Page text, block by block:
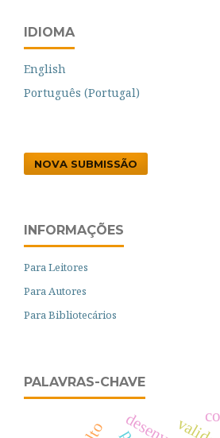
IDIOMA
English
Português (Portugal)
NOVA SUBMISSÃO
INFORMAÇÕES
Para Leitores
Para Autores
Para Bibliotecários
PALAVRAS-CHAVE